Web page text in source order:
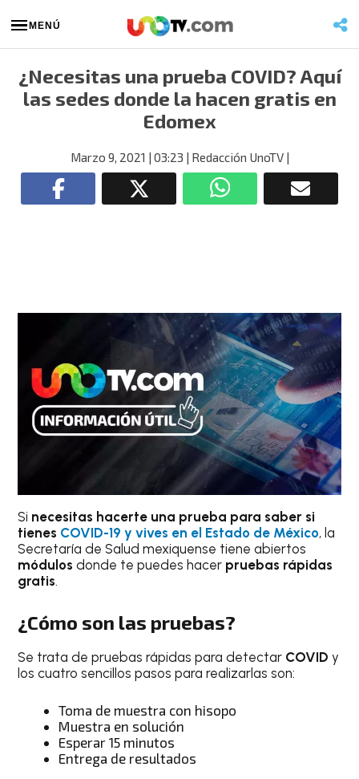
MENÚ
¿Necesitas una prueba COVID? Aquí
las sedes donde la hacen gratis en
Edomex
Marzo 9, 2021 | 03:23 | Redacción UnoTV|
Si necesitas hacerte una prueba para saber si
tienes COVID-19 y vives en el Estado de México, la
Secretaría de Salud mexiquense tiene abiertos
módulos donde te puedes hacer pruebas rápidas
gratis.
¿Cómo son las pruebas?
Se trata de pruebas rápidas para detectar COVID y
los cuatro sencillos pasos para realizarlas son:
Toma de muestra con hisopo
Muestra en solución
Esperar 15 minutos
Entrega de resultados